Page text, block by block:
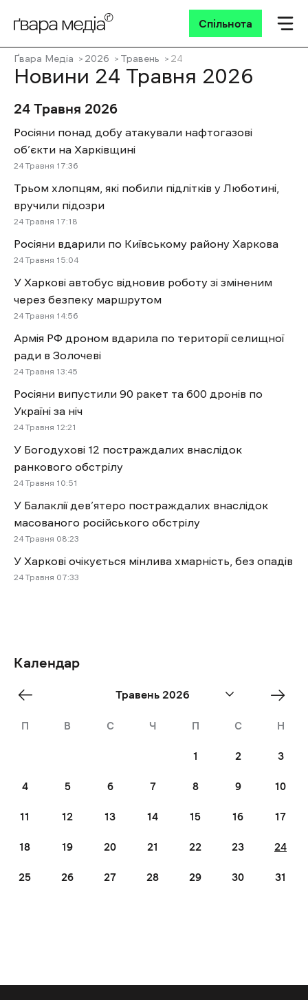
Спільнота
Ґвара Медіа 2026 Травень 24
Новини 24 Травня 2026
24 Травня 2026
Росіяни понад добу атакували нафтогазові
об’єкти на Харківщині
24 Травня 17:36
Трьом хлопцям, які побили підлітків у Люботині,
вручили підозри
24 Травня 17:18
Росіяни вдарили по Київському району Харкова
24 Травня 15:04
У Харкові автобус відновив роботу зі зміненим
через безпеку маршрутом
24 Травня 14:56
Армія РФ дроном вдарила по території селищної
ради в Золочеві
24 Травня 13:45
Росіяни випустили 90 ракет та 600 дронів по
Україні за ніч
24 Травня 12:21
У Богодухові 12 постраждалих внаслідок
ранкового обстрілу
24 Травня 10:51
У Балаклії дев’ятеро постраждалих внаслідок
масованого російського обстрілу
24 Травня 08:23
У Харкові очікується мінлива хмарність, без опадів
24 Травня 07:33
Календар
Травень 2026
П В С Ч П С Н
1 2 3
4 5 6 7 8 9 10
11 12 13 14 15 16 17
18 19 20 21 22 23 24
25 26 27 28 29 30 31
«
Квіт
Jun
»